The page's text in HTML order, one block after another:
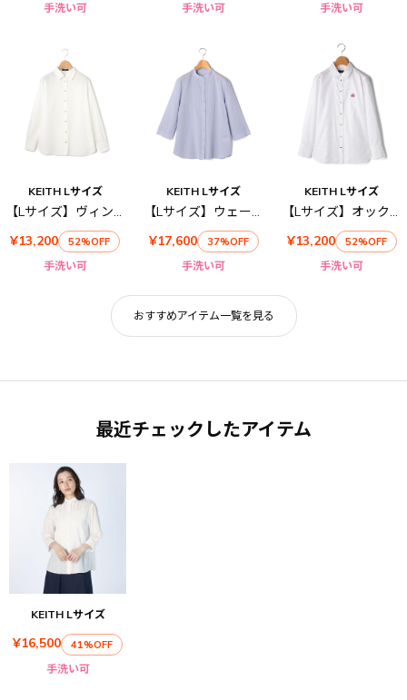
手洗い可 手洗い可 手洗い可
KEITH Lサイズ
【Lサイズ】ヴィンテージファイユブラウス
¥13,200
52%OFF
手洗い可
KEITH Lサイズ
【Lサイズ】ウェービーローンブラウス
¥17,600
37%OFF
手洗い可
KEITH Lサイズ
【Lサイズ】オックスフォードブラウス
¥13,200
52%OFF
手洗い可
おすすめアイテム一覧を見る
最近チェックしたアイテム
KEITH Lサイズ
¥16,500 41%OFF
手洗い可